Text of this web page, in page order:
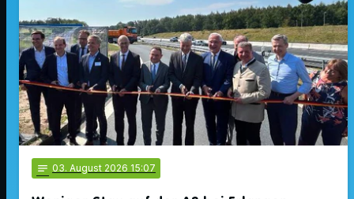
notes 03. August 2026 15:07